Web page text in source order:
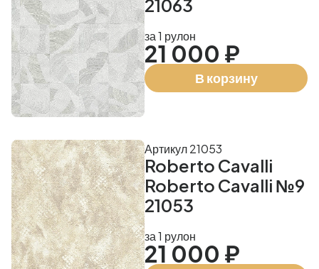
21063
за 1 рулон
21 000 ₽
В корзину
Roberto Cavalli
Roberto Cavalli №9
21053
Артикул 21053
за 1 рулон
21 000 ₽